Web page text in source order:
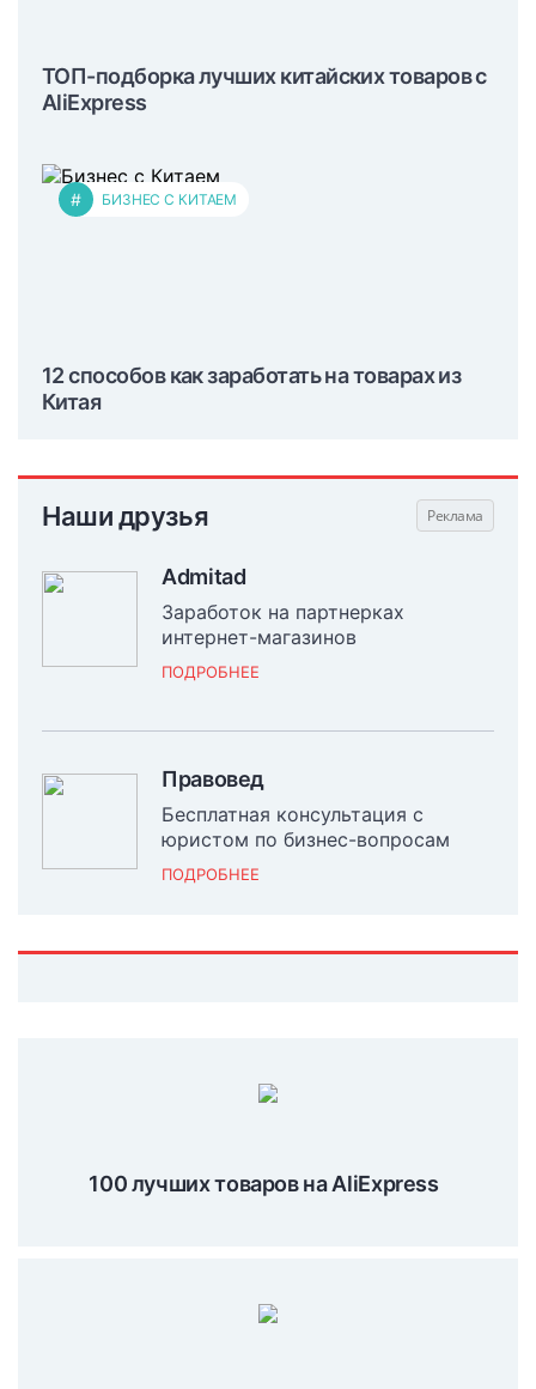
ТОП-подборка лучших китайских товаров с
AliExpress
# БИЗНЕС С КИТАЕМ
12 способов как заработать на товарах из
Китая
Наши друзья
Admitad
Заработок на партнерках
интернет-магазинов
ПОДРОБНЕЕ
Правовед
Бесплатная консультация с
юристом по бизнес-вопросам
ПОДРОБНЕЕ
100 лучших товаров на AliExpress